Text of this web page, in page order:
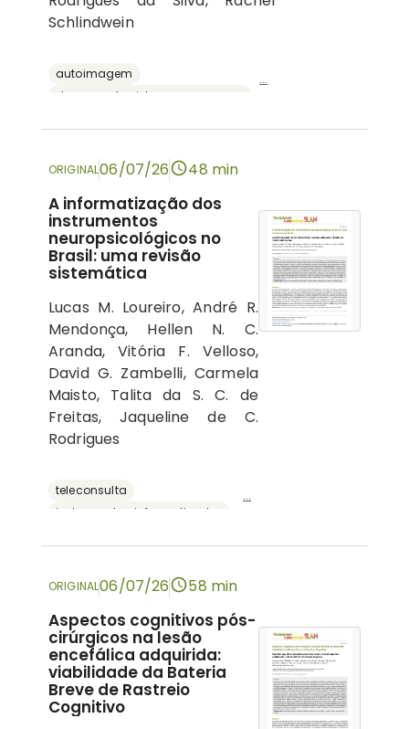
Schlindwein
autoimagem
...
ORIGINAL06/07/26 48 min
A informatização dos
instrumentos
neuropsicológicos no
Brasil: uma revisão
sistemática
Lucas M. Loureiro, André R.
Mendonça, Hellen N. C.
Aranda, Vitória F. Velloso,
David G. Zambelli, Carmela
Maisto, Talita da S. C. de
Freitas, Jaqueline de C.
Rodrigues
teleconsulta
instrumentos informatizados
avaliação neuropsicológica
...
ORIGINAL06/07/26 58 min
Aspectos cognitivos pós-
cirúrgicos na lesão
encefálica adquirida:
viabilidade da Bateria
Breve de Rastreio
Cognitivo